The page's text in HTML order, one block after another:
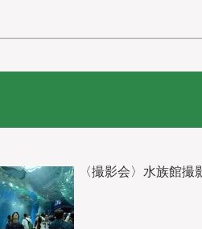
〈撮影会〉水族館撮